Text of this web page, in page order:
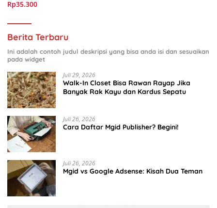
Rp35.300
Berita Terbaru
Ini adalah contoh judul deskripsi yang bisa anda isi dan sesuaikan
pada widget
Juli 29, 2026
Walk-In Closet Bisa Rawan Rayap Jika
Banyak Rak Kayu dan Kardus Sepatu
Juli 26, 2026
Cara Daftar Mgid Publisher? Begini!
Juli 26, 2026
Mgid vs Google Adsense: Kisah Dua Teman